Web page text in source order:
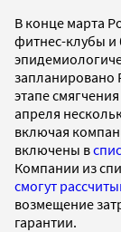
В конце марта
фитнес-клубы и
запланировано
этапе
апреля
включая
включены в
Компании из
смогут
возмещение
гарантии.